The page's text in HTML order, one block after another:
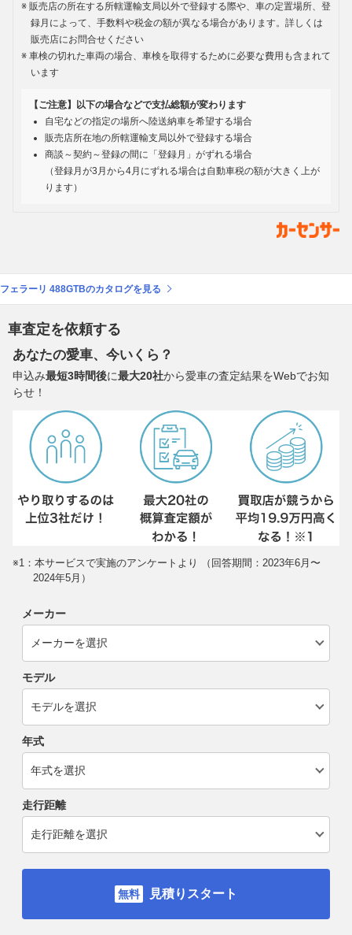
販売店の所在する所轄運輸支局以外で登録する際や、車の定置場所、登
録月によって、手数料や税金の額が異なる場合があります。詳しくは
販売店にお問合せください
車検の切れた車両の場合、車検を取得するために必要な費用も含まれて
います
【ご注意】以下の場合などで支払総額が変わります
自宅などの指定の場所へ陸送納車を希望する場合
販売店所在地の所轄運輸支局以外で登録する場合
商談～契約～登録の間に「登録月」がずれる場合
（登録月が3月から4月にずれる場合は自動車税の額が大きく上が
ります）
フェラーリ 488GTBのカタログを見る
車査定を依頼する
あなたの愛車、今いくら？
申込み最短3時間後に最大20社から愛車の査定結果をWebでお知
らせ！
※1：本サービスで実施のアンケートより （回答期間：2023年6月〜
2024年5月）
メーカー
モデル
年式
走行距離
見積りスタート